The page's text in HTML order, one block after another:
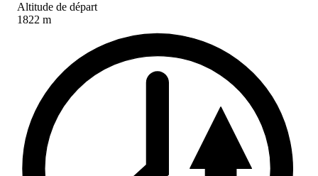
Altitude de départ
1822 m